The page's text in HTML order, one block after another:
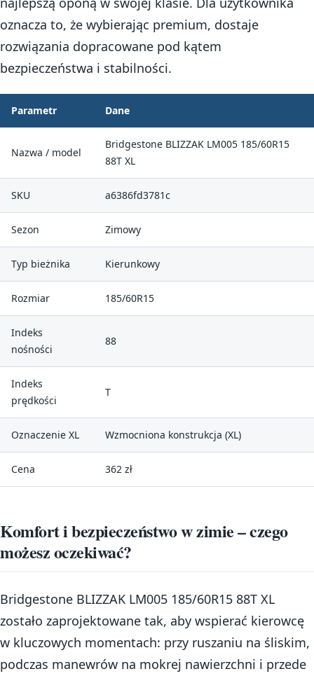
oznacza to, że wybierając premium, dostaje
rozwiązania dopracowane pod kątem
bezpieczeństwa i stabilności.
Parametr Dane
Nazwa / model
Bridgestone BLIZZAK LM005 185/60R15
88T XL
SKU a6386fd3781c
Sezon Zimowy
Typ bieżnika Kierunkowy
Rozmiar 185/60R15
Indeks
nośności
88
Indeks
prędkości
T
Oznaczenie XL Wzmocniona konstrukcja (XL)
Cena 362 zł
Komfort i bezpieczeństwo w zimie – czego
możesz oczekiwać?
Bridgestone BLIZZAK LM005 185/60R15 88T XL
zostało zaprojektowane tak, aby wspierać kierowcę
w kluczowych momentach: przy ruszaniu na śliskim,
podczas manewrów na mokrej nawierzchni i przede